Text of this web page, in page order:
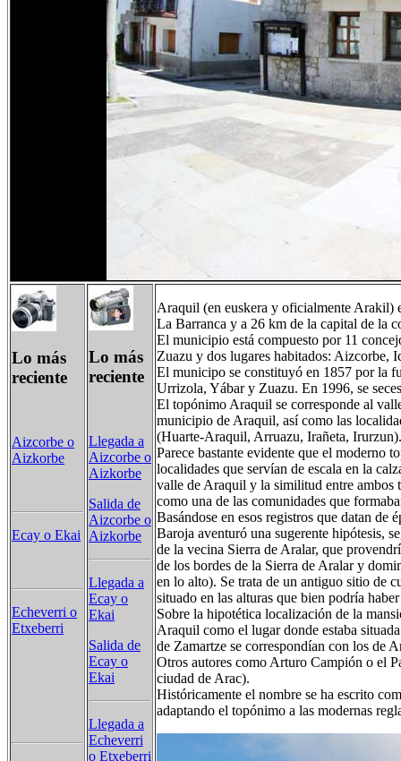
Lo más
reciente
Aizcorbe o
Aizkorbe
Ecay o Ekai
Echeverri o
Etxeberri
Lo más
reciente
Llegada a
Aizcorbe o
Aizkorbe
Salida de
Aizcorbe o
Aizkorbe
Llegada a
Ecay o
Ekai
Salida de
Ecay o
Ekai
Llegada a
Echeverri
o Etxeberri
Araquil (en euskera y oficialmente Arakil)
La Barranca y a 26 km de la capital de la
El municipio está compuesto por 11
Zuazu y dos lugares habitados: Aizcorbe,
El municipo se constituyó en 1857 por la
Urrizola, Yábar y Zuazu. En 1996, se
El topónimo Araquil se corresponde al
municipio de Araquil, así como las
(Huarte-Araquil, Arruazu, Irañeta, Irurzun).
Parece bastante evidente que el moderno
localidades que servían de escala en la
valle de Araquil y la similitud entre ambos
como una de las comunidades que
Basándose en esos registros que datan
Baroja aventuró una sugerente hipótesis,
de la vecina Sierra de Aralar, que
de los bordes de la Sierra de Aralar y
en lo alto). Se trata de un antiguo sitio de
situado en las alturas que bien podría
Sobre la hipotética localización de la
Araquil como el lugar donde estaba
de Zamartze se correspondían con los de
Otros autores como Arturo Campión o el
ciudad de Arac).
Históricamente el nombre se ha escrito
adaptando el topónimo a las modernas